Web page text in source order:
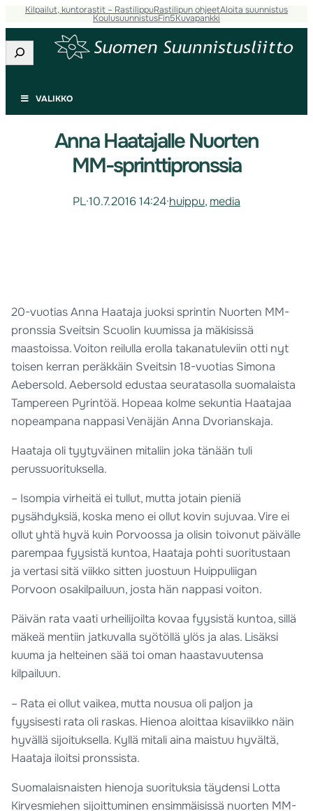
Kilpailut, kuntorastit – RastilippuRastilipun ohjeetAloita suunnistus
KoulusuunnistusFin5Kuvapankki
Etsi
VALIKKO
Anna Haatajalle Nuorten
MM-sprinttipronssia
PL·10.7.2016 14:24·huippu, media
20-vuotias Anna Haataja juoksi sprintin Nuorten MM-
pronssia Sveitsin Scuolin kuumissa ja mäkisissä
maastoissa. Voiton reilulla erolla takanatuleviin otti nyt
toisen kerran peräkkäin Sveitsin 18-vuotias Simona
Aebersold. Aebersold edustaa seuratasolla suomalaista
Tampereen Pyrintöä. Hopeaa kolme sekuntia Haatajaa
nopeampana nappasi Venäjän Anna Dvorianskaja.
Haataja oli tyytyväinen mitaliin joka tänään tuli
perussuorituksella.
– Isompia virheitä ei tullut, mutta jotain pieniä
pysähdyksiä, koska meno ei ollut kovin sujuvaa. Vire ei
ollut yhtä hyvä kuin Porvoossa ja olisin toivonut päivälle
parempaa fyysistä kuntoa, Haataja pohti suoritustaan
ja vertasi sitä viikko sitten juostuun Huippuliigan
Porvoon osakilpailuun, josta hän nappasi voiton.
Päivän rata vaati urheilijoilta kovaa fyysistä kuntoa, sillä
mäkeä mentiin jatkuvalla syötöllä ylös ja alas. Lisäksi
kuuma ja helteinen sää toi oman haastavuutensa
kilpailuun.
– Rata ei ollut vaikea, mutta nousua oli paljon ja
fyysisesti rata oli raskas. Hienoa aloittaa kisaviikko näin
hyvällä sijoituksella. Kyllä mitali aina maistuu hyvältä,
Haataja iloitsi pronssista.
Suomalaisnaisten hienoja suorituksia täydensi Lotta
Kirvesmiehen sijoittuminen ensimmäisissä nuorten MM-